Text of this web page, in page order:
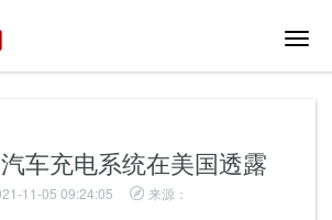
切
车充电系统在美国透露
11-05 09:24:05 来源：